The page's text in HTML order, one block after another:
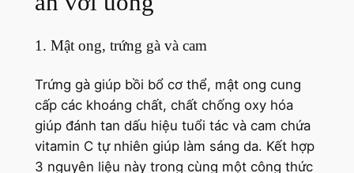
1. Mật ong, trứng gà và cam
Trứng gà giúp bồi bổ cơ thể, mật ong cung
cấp các khoáng chất, chất chống oxy hóa
giúp đánh tan dấu hiệu tuổi tác và cam chứa
vitamin C tự nhiên giúp làm sáng da. Kết hợp
3 nguyên liệu này trong cùng một công thức